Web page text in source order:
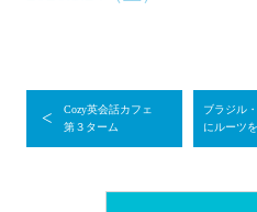
<
Cozy英会話カフェ
第３ターム
ブラジル
にルーツ